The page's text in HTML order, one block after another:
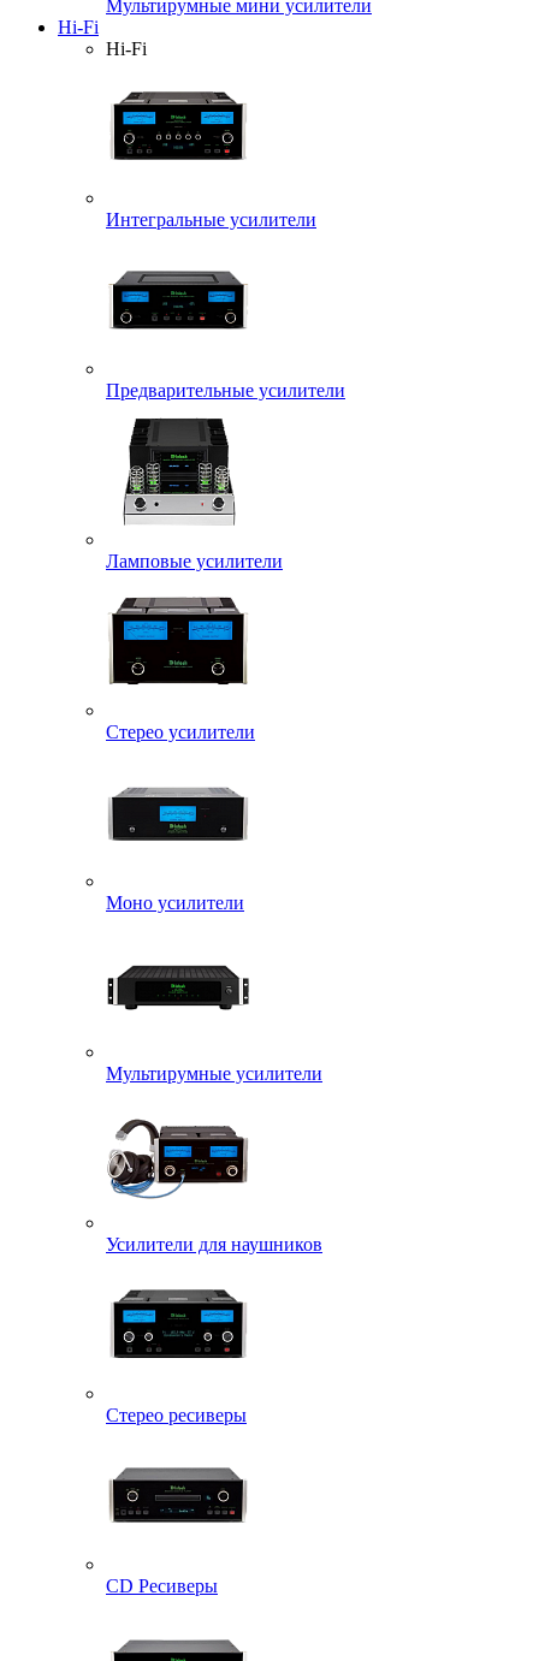
Мультирумные мини усилители
Hi-Fi
Hi-Fi
Интегральные усилители
Предварительные усилители
Ламповые усилители
Стерео усилители
Моно усилители
Мультирумные усилители
Усилители для наушников
Стерео ресиверы
CD Ресиверы